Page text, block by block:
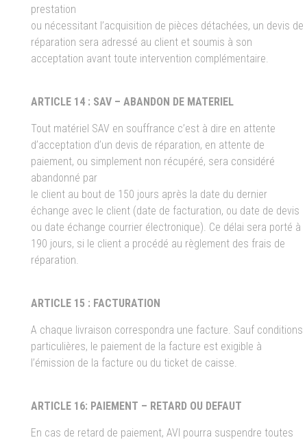
prestation
ou nécessitant l’acquisition de pièces détachées, un devis de
réparation sera adressé au client et soumis à son
acceptation avant toute intervention complémentaire.
ARTICLE 14 : SAV – ABANDON DE MATERIEL
Tout matériel SAV en souffrance c’est à dire en attente
d’acceptation d’un devis de réparation, en attente de
paiement, ou simplement non récupéré, sera considéré
abandonné par
le client au bout de 150 jours après la date du dernier
échange avec le client (date de facturation, ou date de devis
ou date échange courrier électronique). Ce délai sera porté à
190 jours, si le client a procédé au règlement des frais de
réparation.
ARTICLE 15 : FACTURATION
A chaque livraison correspondra une facture. Sauf conditions
particulières, le paiement de la facture est exigible à
l’émission de la facture ou du ticket de caisse.
ARTICLE 16: PAIEMENT – RETARD OU DEFAUT
En cas de retard de paiement, AVI pourra suspendre toutes